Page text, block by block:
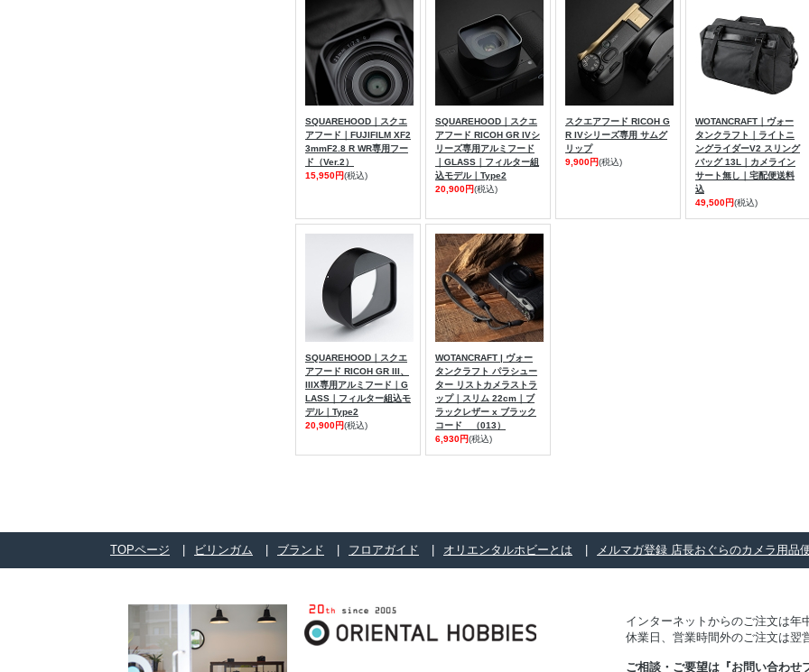
SQUAREHOOD｜スクエ
アフード｜FUJIFILM XF2
3mmF2.8 R WR専用フー
ド（Ver.2）
15,950円(税込)
SQUAREHOOD｜スクエ
アフード RICOH GR IVシ
リーズ専用アルミフード
｜GLASS｜フィルター組
込モデル｜Type2
20,900円(税込)
スクエアフード RICOH G
R IVシリーズ専用 サムグ
リップ
9,900円(税込)
WOTANCRAFT｜ヴォー
タンクラフト｜ライトニ
ングライダーV2 スリング
バッグ 13L｜カメライン
サート無し｜宅配便送料
込
49,500円(税込)
SQUAREHOOD｜スクエ
アフード RICOH GR III、
IIIX専用アルミフード｜G
LASS｜フィルター組込モ
デル｜Type2
20,900円(税込)
WOTANCRAFT | ヴォー
タンクラフト パラシュー
ター リストカメラストラ
ップ｜スリム 22cm｜ブ
ラックレザー x ブラック
コード （013）
6,930円(税込)
TOPページ ビリンガム ブランド フロアガイド オリエンタルホビーとは メルマガ登録 店長おぐらのカメラ用品
インターネットからのご注文は年
休業日、営業時間外のご注文は翌
ご相談・ご要望は 『お問い合わせ